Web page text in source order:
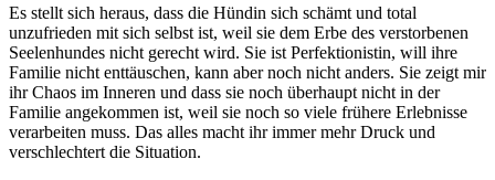
Es stellt sich heraus, dass die Hündin sich schämt und total
unzufrieden mit sich selbst ist, weil sie dem Erbe des verstorbenen
Seelenhundes nicht gerecht wird. Sie ist Perfektionistin, will ihre
Familie nicht enttäuschen, kann aber noch nicht anders. Sie zeigt mir
ihr Chaos im Inneren und dass sie noch überhaupt nicht in der
Familie angekommen ist, weil sie noch so viele frühere Erlebnisse
verarbeiten muss. Das alles macht ihr immer mehr Druck und
verschlechtert die Situation.